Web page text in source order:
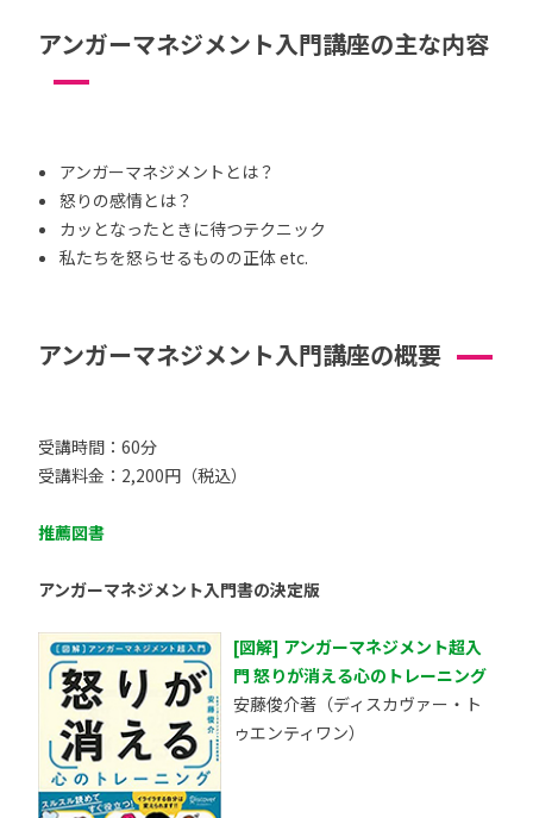
アンガーマネジメント入門講座の主な内容
アンガーマネジメントとは？
怒りの感情とは？
カッとなったときに待つテクニック
私たちを怒らせるものの正体 etc.
アンガーマネジメント入門講座の概要
受講時間：60分
受講料金：2,200円（税込）
推薦図書
アンガーマネジメント入門書の決定版
[図解] アンガーマネジメント超入
門 怒りが消える心のトレーニング
安藤俊介著（ディスカヴァー・ト
ゥエンティワン）